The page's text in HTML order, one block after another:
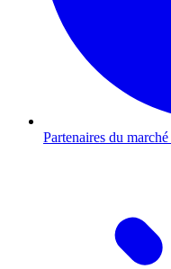
Partenaires du marché